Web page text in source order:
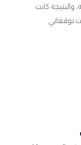
والنتيجة كانت
توقعاتي